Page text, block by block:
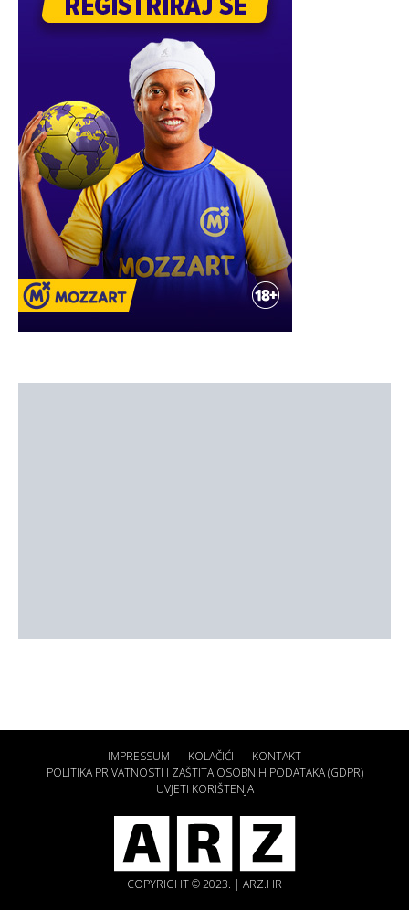
IMPRESSUM KOLAČIĆI
KONTAKT
POLITIKA PRIVATNOSTI I ZAŠTITA OSOBNIH PODATAKA (GDPR)
UVJETI KORIŠTENJA
COPYRIGHT © 2023. | ARZ.HR